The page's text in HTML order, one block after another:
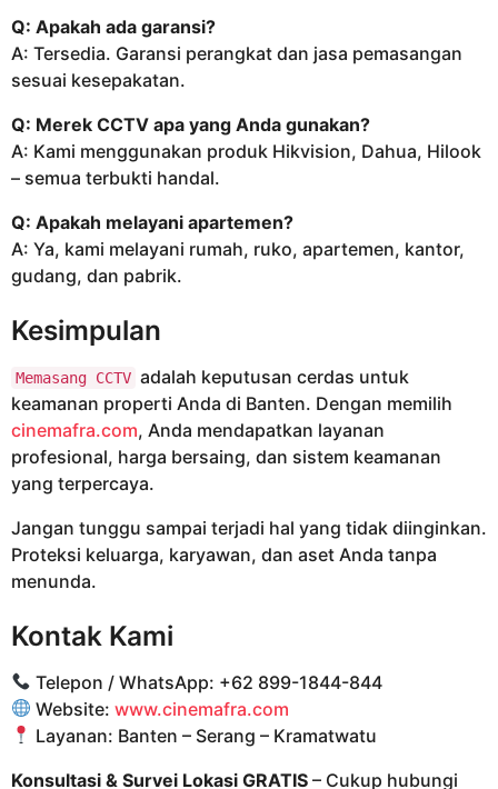
Q: Apakah ada garansi?
A: Tersedia. Garansi perangkat dan jasa pemasangan
sesuai kesepakatan.
Q: Merek CCTV apa yang Anda gunakan?
A: Kami menggunakan produk Hikvision, Dahua, Hilook
– semua terbukti handal.
Q: Apakah melayani apartemen?
A: Ya, kami melayani rumah, ruko, apartemen, kantor,
gudang, dan pabrik.
Kesimpulan
Memasang CCTV adalah keputusan cerdas untuk
keamanan properti Anda di Banten. Dengan memilih
cinemafra.com, Anda mendapatkan layanan
profesional, harga bersaing, dan sistem keamanan
yang terpercaya.
Jangan tunggu sampai terjadi hal yang tidak diinginkan.
Proteksi keluarga, karyawan, dan aset Anda tanpa
menunda.
Kontak Kami
Telepon / WhatsApp: +62 899-1844-844
Website:www.cinemafra.com
Layanan: Banten – Serang – Kramatwatu
Konsultasi & Survei Lokasi GRATIS – Cukup hubungi